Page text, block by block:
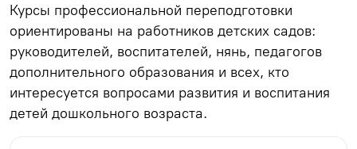
Курсы профессиональной переподготовки
ориентированы на работников детских садов:
руководителей, воспитателей, нянь, педагогов
дополнительного образования и всех, кто
интересуется вопросами развития и воспитания
детей дошкольного возраста.